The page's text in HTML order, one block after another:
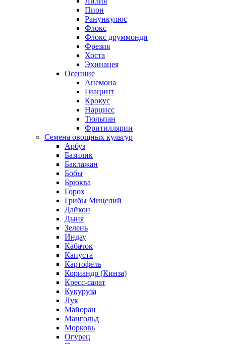
Пион
Ранункулюс
Флокс
Флокс друммонди
Фрезия
Хоста
Эхинацея
Осенние
Анемона
Гиацинт
Крокус
Нарцисс
Тюльпан
Фритиллярии
Семена овощных культур
Арбуз
Базилик
Баклажан
Бобы
Брюква
Горох
Грибы Мицелий
Дайкон
Дыня
Зелень
Индау
Кабачок
Капуста
Картофель
Кориандр (Кинза)
Кресс-салат
Кукуруза
Лук
Майоран
Мангольд
Морковь
Огурец